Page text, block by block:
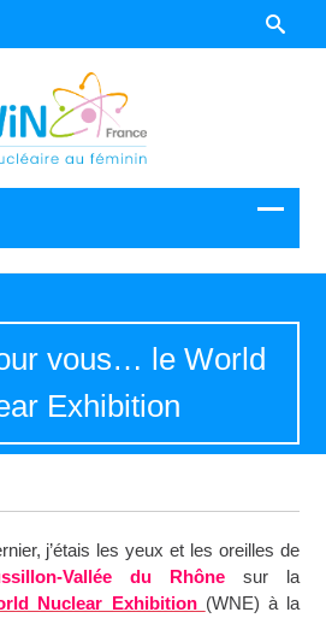
vous… le World
Exhibition
j’étais les yeux et les oreilles de
Vallée du Rhônesur la
Nuclear Exhibition (WNE) à la